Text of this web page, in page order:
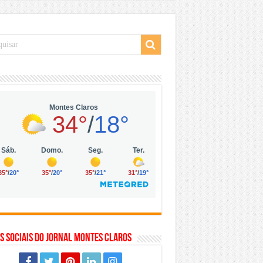
Vila Olímpia, em São Paulo
mil no digital
Sociais do Jornal Montes Claros